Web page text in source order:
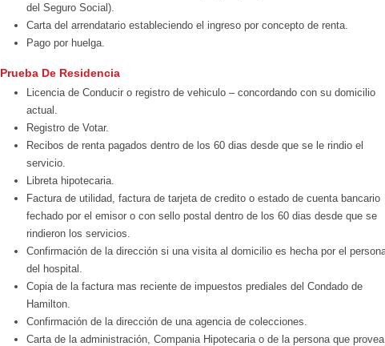
del Seguro Social).
Carta del arrendatario estableciendo el ingreso por concepto de renta.
Pago por huelga.
Prueba De Residencia
Licencia de Conducir o registro de vehiculo – concordando con su domicilio
actual.
Registro de Votar.
Recibos de renta pagados dentro de los 60 dias desde que se le rindio el
servicio.
Libreta hipotecaria.
Factura de utilidad, factura de tarjeta de credito o estado de cuenta bancario
fechado por el emisor o con sello postal dentro de los 60 dias desde que se
rindieron los servicios.
Confirmación de la dirección si una visita al domicilio es hecha por el
del hospital.
Copia de la factura mas reciente de impuestos prediales del Condado de
Hamilton.
Confirmación de la dirección de una agencia de colecciones.
Carta de la administración, Compania Hipotecaria o de la persona que provea